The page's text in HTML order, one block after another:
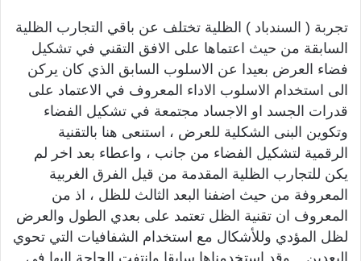
تجربة ( السندباد ) الظلية تختلف عن باقي التجارب الظلية
السابقة من حيث اعتماها على الافق التقني في تشكيل
فضاء العرض بعيدا عن الاسلوب السابق الذي كان يركن
الى استخدام الاسلوب الاداء المعروف في الاعتماد على
قدرات الجسد او الاجساد مجتمعة في تشكيل الفضاء
وتكوين البنى الشكلية للعرض ، استنعى هنا بالتقنية
الرقمية لتشكيل الفضاء من جانب ، واعطاء بعد اخر لم
يكن للتجارب الظلية المقدمة من قيل الفرق الغربية
المعروفة من حيث اضفنا البعد الثالث للظل ، اذ من
المعروف ان تقنية الظل تعتمد على بعدي الطول والعرض
لظل المؤدي وللأشكال مع استخدام الشفافيات التي تحوي
البعدين .. وقد استخدمناها سابقا وانتفت الحاجة اليها في